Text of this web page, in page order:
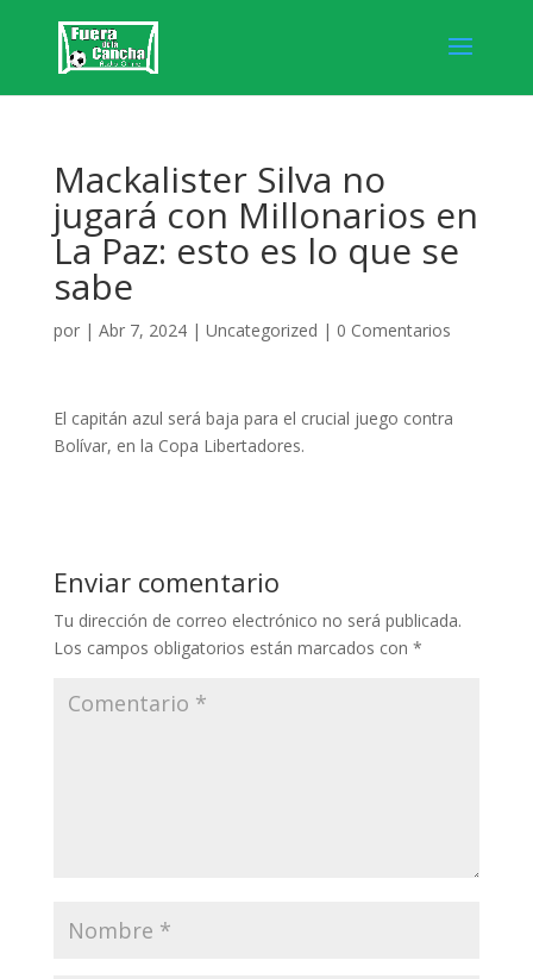
Mackalister Silva no
jugará con Millonarios en
La Paz: esto es lo que se
sabe
por | Abr 7, 2024| Uncategorized | 0 Comentarios
El capitán azul será baja para el crucial juego contra
Bolívar, en la Copa Libertadores.
Enviar comentario
Tu dirección de correo electrónico no será publicada.
Los campos obligatorios están marcados con *